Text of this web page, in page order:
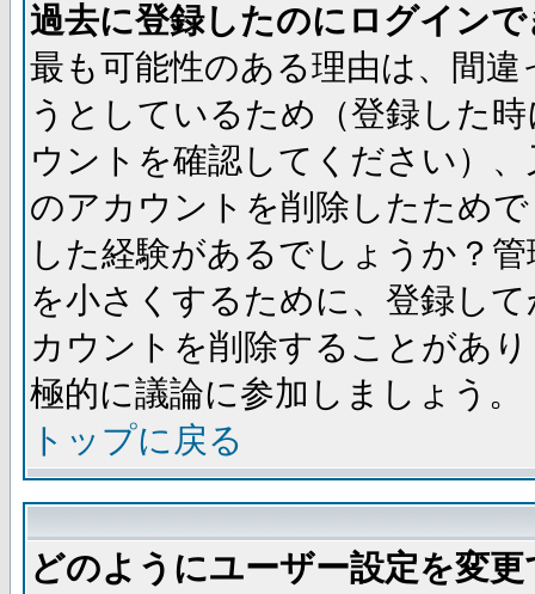
過去に登録したのにログイン
最も可能性のある理由は、間
うとしているため（登録した
ウントを確認してください）
のアカウントを削除したため
した経験があるでしょうか？
を小さくするために、登録し
カウントを削除することがあ
極的に議論に参加しましょう。
トップに戻る
どのようにユーザー設定を変